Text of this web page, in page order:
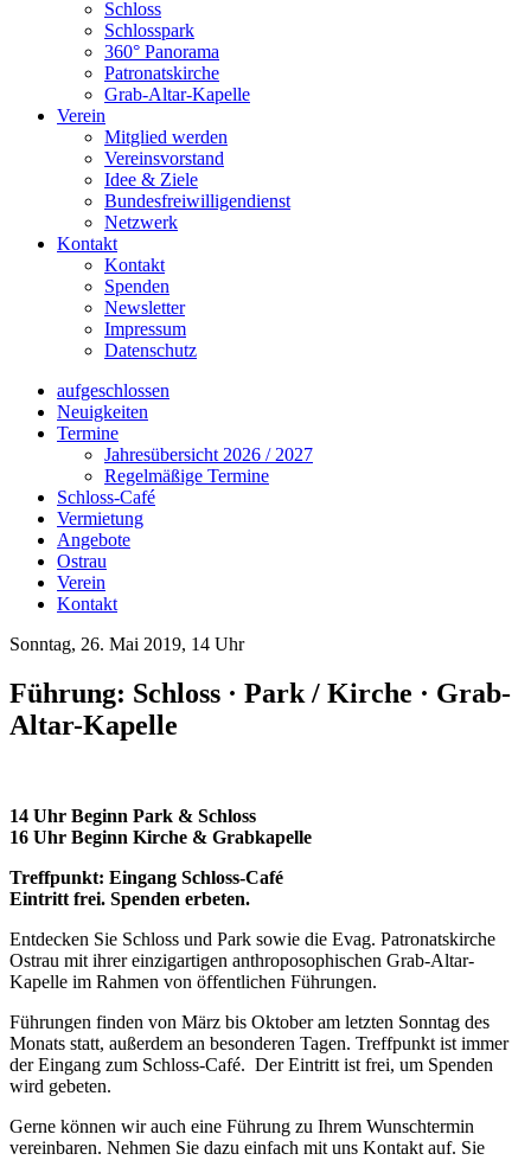
Schloss
Schlosspark
360° Panorama
Patronatskirche
Grab-Altar-Kapelle
Verein
Mitglied werden
Vereinsvorstand
Idee & Ziele
Bundesfreiwilligendienst
Netzwerk
Kontakt
Kontakt
Spenden
Newsletter
Impressum
Datenschutz
aufgeschlossen
Neuigkeiten
Termine
Jahresübersicht 2026 / 2027
Regelmäßige Termine
Schloss-Café
Vermietung
Angebote
Ostrau
Verein
Kontakt
Sonntag, 26. Mai 2019, 14 Uhr
Führung: Schloss · Park / Kirche · Grab-
Altar-Kapelle
14 Uhr Beginn Park & Schloss
16 Uhr Beginn Kirche & Grabkapelle
Treffpunkt: Eingang Schloss-Café
Eintritt frei. Spenden erbeten.
Entdecken Sie Schloss und Park sowie die Evag. Patronatskirche
Ostrau mit ihrer einzigartigen anthroposophischen Grab-Altar-
Kapelle im Rahmen von öffentlichen Führungen.
Führungen finden von März bis Oktober am letzten Sonntag des
Monats statt, außerdem an besonderen Tagen. Treffpunkt ist immer
der Eingang zum Schloss-Café. Der Eintritt ist frei, um Spenden
wird gebeten.
Gerne können wir auch eine Führung zu Ihrem Wunschtermin
vereinbaren. Nehmen Sie dazu einfach mit uns Kontakt auf. Sie